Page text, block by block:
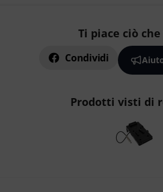
Ti piace ciò che
Condividi
Prodotti visti di